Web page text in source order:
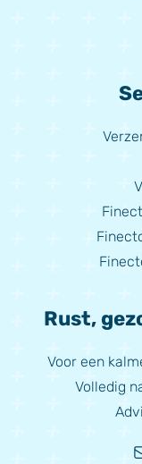
Rust,
Voor een
Volledig